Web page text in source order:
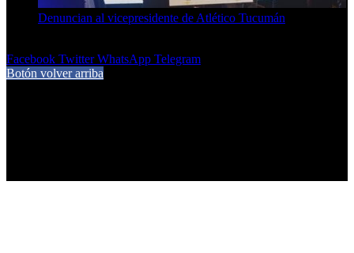
Denuncian al vicepresidente de Atlético Tucumán
Facebook Twitter WhatsApp Telegram
Botón volver arriba